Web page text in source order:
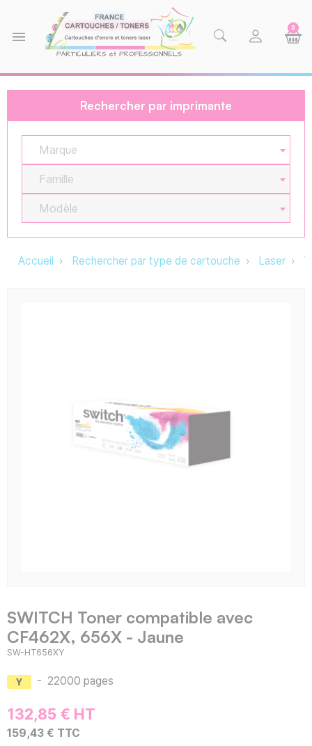
menu
0
Rechercher par imprimante
Marque
Famille
Modèle
Accueil Rechercher par type de cartouche Laser
SWITCH Toner compatible avec
CF462X, 656X - Jaune
SW-HT656XY
- 22000 pages
132,85 € HT
159,43 € TTC